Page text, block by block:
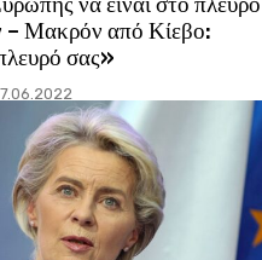
Μακρόν από Κίεβο:
σας»